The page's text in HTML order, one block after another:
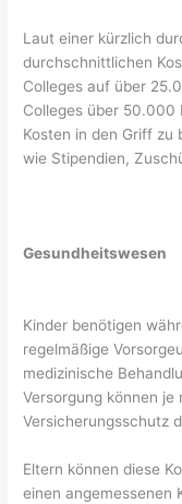
Laut einer kürzlich
durchschnittlichen
Colleges auf über
Colleges über 50.000
Kosten in den Griff zu
wie Stipendien,
Gesundheitswesen
Kinder benötigen
regelmäßige
medizinische
Versorgung können
Versicherungsschutz
Eltern können diese
einen angemessenen